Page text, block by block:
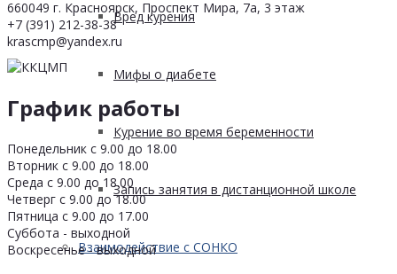
Вред курения
Мифы о диабете
Курение во время беременности
Запись занятия в дистанционной школе
Взаимодействие с СОНКО
660049 г. Красноярск, Проспект Мира, 7а, 3 этаж
+7 (391) 212-38-38
krascmp@yandex.ru
График работы
Понедельник с 9.00 до 18.00
Вторник с 9.00 до 18.00
Среда с 9.00 до 18.00
Четверг с 9.00 до 18.00
Пятница с 9.00 до 17.00
Суббота - выходной
Воскресенье - выходной